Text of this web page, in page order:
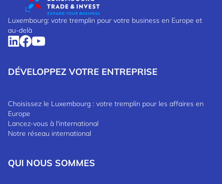
Luxembourg: votre tremplin pour votre business en Europe et
au-delà
DÉVELOPPEZ VOTRE ENTREPRISE
Choisissez le Luxembourg : votre tremplin pour les affaires en
Europe
Lancez-vous à l'international
Notre réseau international
QUI NOUS SOMMES